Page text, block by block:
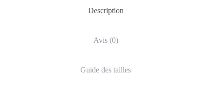
Description
Avis (0)
Guide des tailles